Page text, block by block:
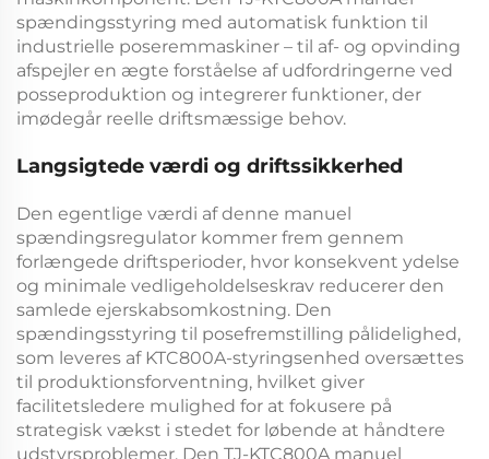
spændingsstyring med automatisk funktion til
industrielle poseremmaskiner – til af- og opvinding
afspejler en ægte forståelse af udfordringerne ved
posseproduktion og integrerer funktioner, der
imødegår reelle driftsmæssige behov.
Langsigtede værdi og driftssikkerhed
Den egentlige værdi af denne manuel
spændingsregulator kommer frem gennem
forlængede driftsperioder, hvor konsekvent ydelse
og minimale vedligeholdelseskrav reducerer den
samlede ejerskabsomkostning. Den
spændingsstyring til posefremstilling pålidelighed,
som leveres af KTC800A-styringsenhed oversættes
til produktionsforventning, hvilket giver
facilitetsledere mulighed for at fokusere på
strategisk vækst i stedet for løbende at håndtere
udstyrsproblemer. Den TJ-KTC800A manuel